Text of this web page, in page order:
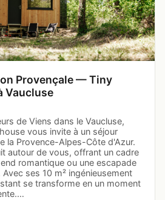
Provençale — Tiny
Vaucluse
de Viens dans le Vaucluse,
vous invite à un séjour
la Provence-Alpes-Côte d'Azur.
autour de vous, offrant un cadre
romantique ou une escapade
ses 10 m² ingénieusement
se transforme en un moment